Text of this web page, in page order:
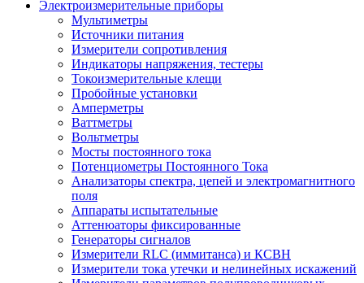
Электроизмерительные приборы
Мультиметры
Источники питания
Измерители сопротивления
Индикаторы напряжения, тестеры
Токоизмерительные клещи
Пробойные установки
Амперметры
Ваттметры
Вольтметры
Мосты постоянного тока
Потенциометры Постоянного Тока
Анализаторы спектра, цепей и электромагнитного
поля
Аппараты испытательные
Аттенюаторы фиксированные
Генераторы сигналов
Измерители RLC (иммитанса) и КСВН
Измерители тока утечки и нелинейных искажений